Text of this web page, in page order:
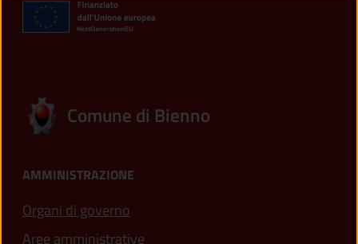
Comune di Bienno
AMMINISTRAZIONE
Organi di governo
Aree amministrative